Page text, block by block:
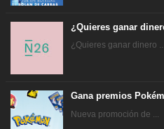
¿Quieres ganar
¿Quieres ganar dinero ...
Gana premios
Nueva promoción de ...